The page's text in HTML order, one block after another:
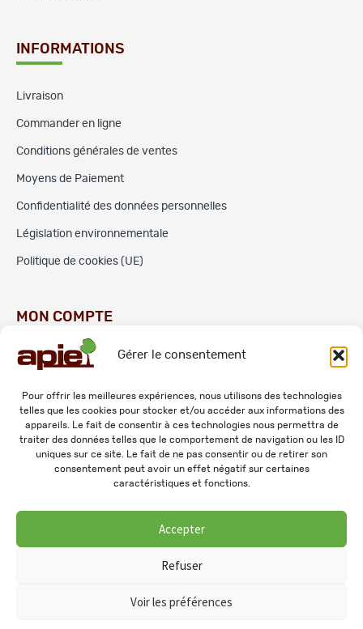
Gérer le consentement
Pour offrir les meilleures expériences, nous utilisons des technologies
telles que les cookies pour stocker et/ou accéder aux informations des
appareils. Le fait de consentir à ces technologies nous permettra de
traiter des données telles que le comportement de navigation ou les ID
uniques sur ce site. Le fait de ne pas consentir ou de retirer son
consentement peut avoir un effet négatif sur certaines
caractéristiques et fonctions.
Accepter
Refuser
Voir les préférences
INFORMATIONS
Livraison
Commander en ligne
Conditions générales de ventes
Moyens de Paiement
Confidentialité des données personnelles
Législation environnementale
Politique de cookies (UE)
MON COMPTE
Commandes
Adresses
Mes informations personnelles
© 2026 APIE. Tous droits réservés.